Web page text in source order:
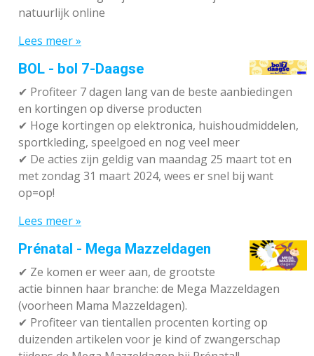
natuurlijk online
Lees meer »
BOL - bol 7-Daagse
✔ Profiteer 7 dagen lang van de beste aanbiedingen
en kortingen op diverse producten
✔ Hoge kortingen op elektronica, huishoudmiddelen,
sportkleding, speelgoed en nog veel meer
✔ De acties zijn geldig van maandag 25 maart tot en
met zondag 31 maart 2024, wees er snel bij want
op=op!
Lees meer »
Prénatal - Mega Mazzeldagen
✔ Ze komen er weer aan, de grootste
actie binnen haar branche: de Mega Mazzeldagen
(voorheen Mama Mazzeldagen).
✔ Profiteer van tientallen procenten korting op
duizenden artikelen voor je kind of zwangerschap